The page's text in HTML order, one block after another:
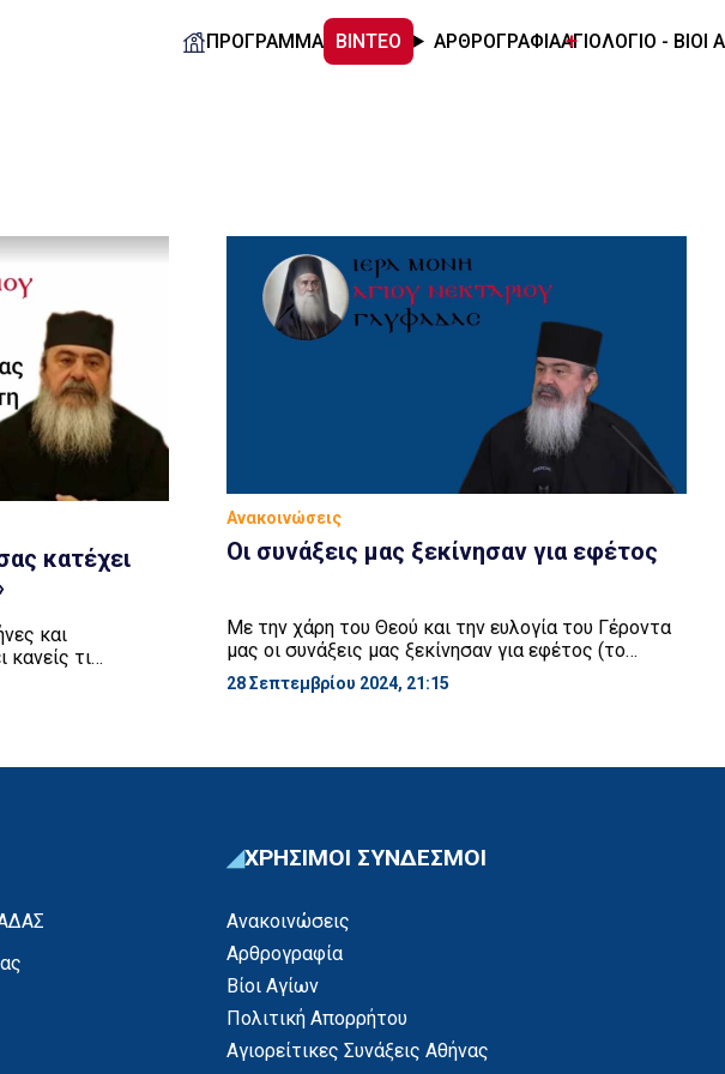
ΠΡΟΓΡΑΜΜΑ ΒΙΝΤΕΟ ΑΡΘΡΟΓΡΑΦΙΑΑΓΙΟΛΟΓΙΟ - ΒΙΟΙ
κατέχει
και
κανείς τι
μέρα που
στην
Δεν […]
Ανακοινώσεις
Oι συνάξεις μας ξεκίνησαν για εφέτος
Με την χάρη του Θεού και την ευλογία του Γέροντα
μας οι συνάξεις μας ξεκίνησαν για εφέτος (το
Σάββατο 28/9). Στο σταθμό του μετρό Ελληνικού
στο κυκλοφοριακό ρεύμα προς Αθήνα θα υπάρχει
28 Σεπτεμβρίου 2024, 21:15
ΧΡΗΣΙΜΟΙ ΣΥΝΔΕΣΜΟΙ
Ανακοινώσεις
Αρθρογραφία
Βίοι Αγίων
Πολιτική Απορρήτου
Αγιορείτικες Συνάξεις Αθήνας